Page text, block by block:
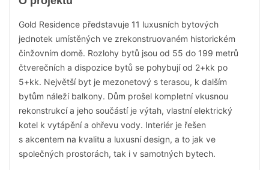
Gold Residence představuje 11 luxusních bytových
jednotek umístěných ve zrekonstruovaném historickém
činžovním domě. Rozlohy bytů jsou od 55 do 199 metrů
čtverečních a dispozice bytů se pohybují od 2+kk po
5+kk. Největší byt je mezonetový s terasou, k dalším
bytům náleží balkony. Dům prošel kompletní vkusnou
rekonstrukcí a jeho součástí je výtah, vlastní elektrický
kotel k vytápění a ohřevu vody. Interiér je řešen
s akcentem na kvalitu a luxusní design, a to jak ve
společných prostorách, tak i v samotných bytech.